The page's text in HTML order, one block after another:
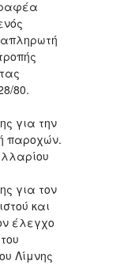
80.
για την
παροχών.
για τον
και
έλεγχο
Λίμνης